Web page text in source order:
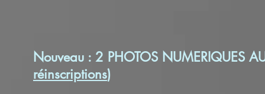
Nouveau : 2 PHOTOS NUMERIQUES
réinscriptions)